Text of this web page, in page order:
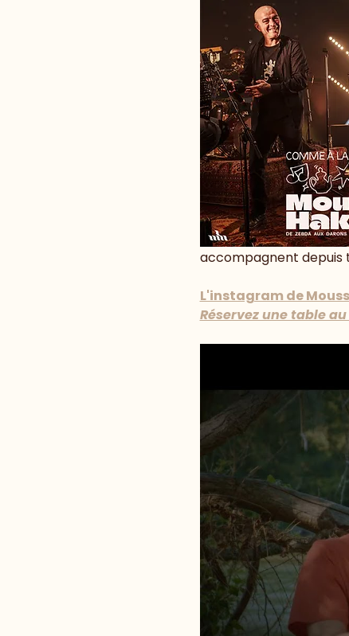
accompagnent depuis
L'instagram de
Réservez une table